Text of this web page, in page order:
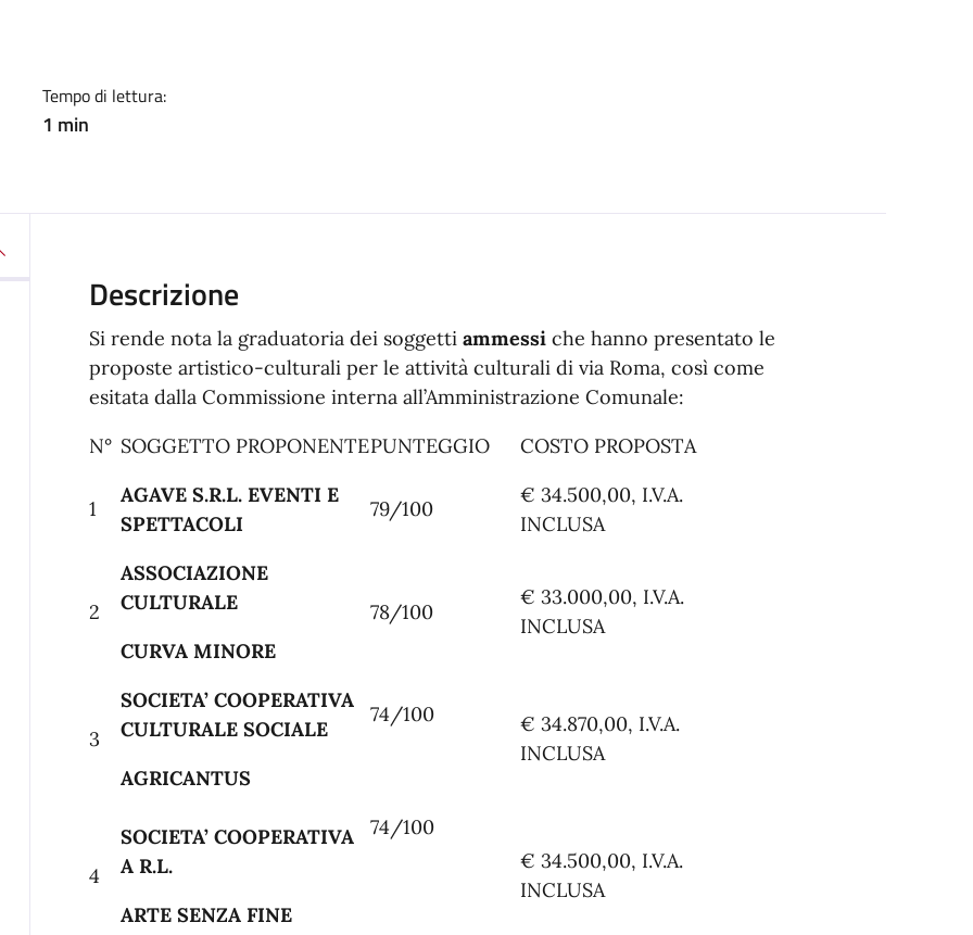
Tempo di lettura:
1 min
Descrizione
Si rende nota la graduatoria dei soggetti ammessi che hanno presentato le
proposte artistico-culturali per le attività culturali di via Roma, così come
esitata dalla Commissione interna all’Amministrazione Comunale:
N° SOGGETTO PROPONENTEPUNTEGGIO COSTO PROPOSTA
1
AGAVE S.R.L. EVENTI E
SPETTACOLI
79/100
€ 34.500,00, I.V.A.
INCLUSA
2
ASSOCIAZIONE
CULTURALE
CURVA MINORE
78/100
€ 33.000,00, I.V.A.
INCLUSA
3
SOCIETA’ COOPERATIVA
CULTURALE SOCIALE
AGRICANTUS
74/100
€ 34.870,00, I.V.A.
INCLUSA
4
SOCIETA’ COOPERATIVA
A R.L.
ARTE SENZA FINE
74/100
€ 34.500,00, I.V.A.
INCLUSA